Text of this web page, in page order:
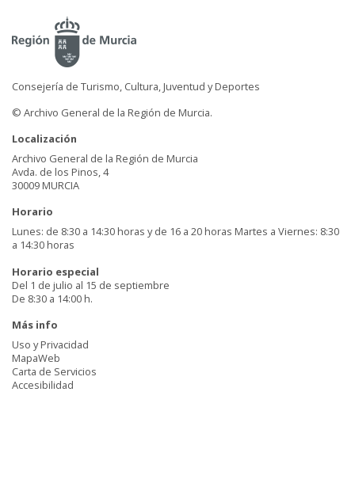
Consejería de Turismo, Cultura, Juventud y Deportes
© Archivo General de la Región de Murcia.
Localización
Archivo General de la Región de Murcia
Avda. de los Pinos, 4
30009 MURCIA
Horario
Lunes: de 8:30 a 14:30 horas y de 16 a 20 horas Martes a Viernes: 8:30
a 14:30 horas
Horario especial
Del 1 de julio al 15 de septiembre
De 8:30 a 14:00 h.
Más info
Uso y Privacidad
MapaWeb
Carta de Servicios
Accesibilidad